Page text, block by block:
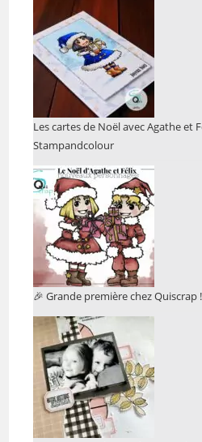
Les cartes de Noël avec Agathe et
Stampandcolour
🎉 Grande première chez Quiscrap